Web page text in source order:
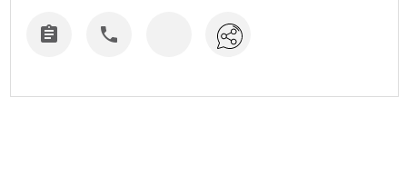
 